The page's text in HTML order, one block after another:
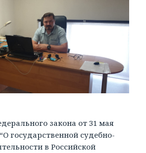
закона от 31 мая
государственной судебно-
в Российской